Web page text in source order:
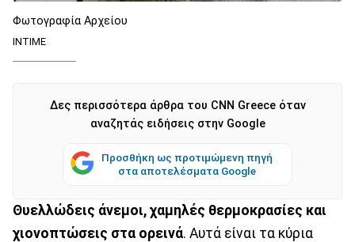
Φωτογραφία Αρχείου
ΙΝΤΙΜΕ
Δες περισσότερα άρθρα του CNN Greece όταν
αναζητάς ειδήσεις στην Google
Προσθήκη ως προτιμώμενη πηγή
στα αποτελέσματα Google
Θυελλώδεις άνεμοι, χαμηλές θερμοκρασίες και
χιονοπτώσεις στα ορεινά. Αυτά είναι τα κύρια